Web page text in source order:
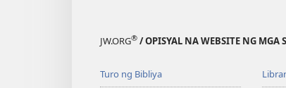
JW.ORG® / OPISYAL NA WEBSITE NG MGA
Turo ng Bibliya